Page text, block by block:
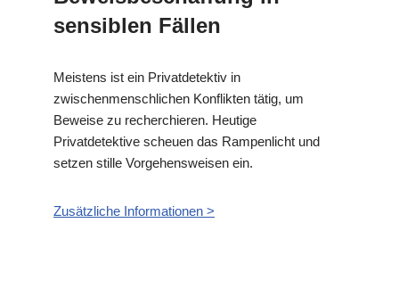
sensiblen Fällen
Meistens ist ein Privatdetektiv in
zwischenmenschlichen Konflikten tätig, um
Beweise zu recherchieren. Heutige
Privatdetektive scheuen das Rampenlicht und
setzen stille Vorgehensweisen ein.
Zusätzliche Informationen >